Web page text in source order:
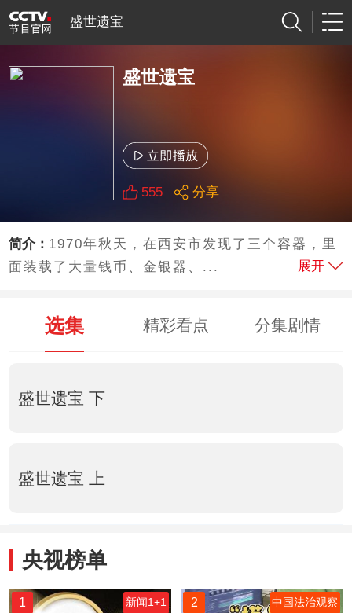
盛世遗宝
盛世遗宝
555 分享
简介： 1970年秋天，在西安市发现了三个容器，里
面装载了大量钱币、金银器、...
展开
选集 精彩看点 分集剧情
盛世遗宝 下
盛世遗宝 上
央视榜单
1 新闻1+1 2 中国法治观察